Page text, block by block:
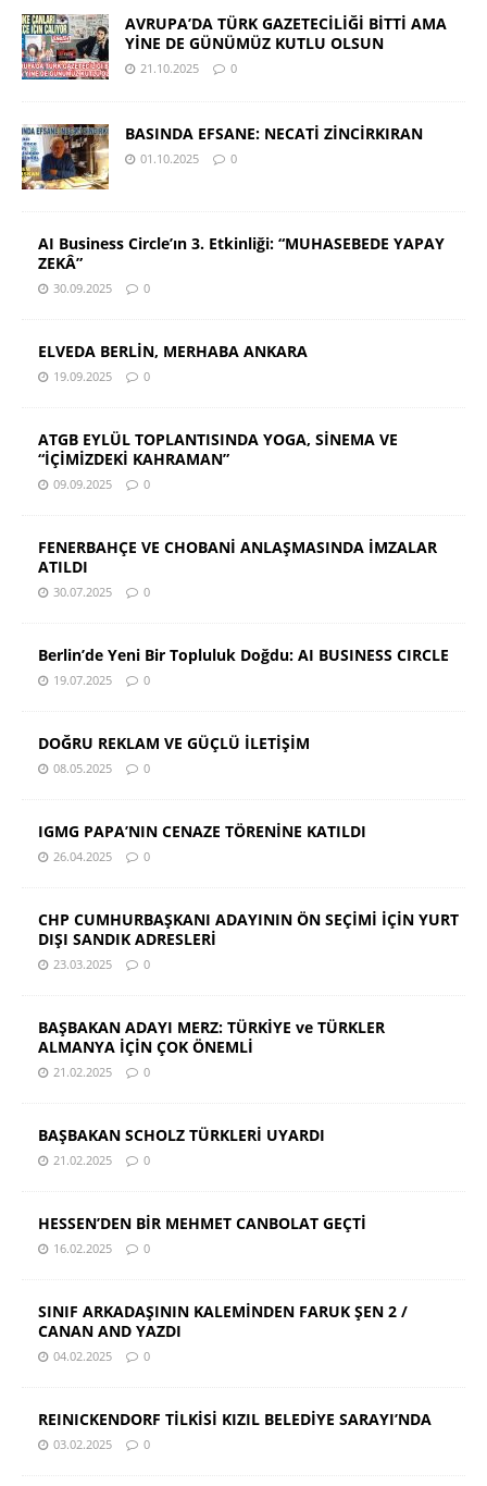
AVRUPA’DA TÜRK GAZETECİLİĞİ BİTTİ AMA
YİNE DE GÜNÜMÜZ KUTLU OLSUN
21.10.2025 0
BASINDA EFSANE: NECATİ ZİNCİRKIRAN
01.10.2025 0
AI Business Circle’ın 3. Etkinliği: “MUHASEBEDE YAPAY
ZEKÂ”
30.09.2025 0
ELVEDA BERLİN, MERHABA ANKARA
19.09.2025 0
ATGB EYLÜL TOPLANTISINDA YOGA, SİNEMA VE
“İÇİMİZDEKİ KAHRAMAN”
09.09.2025 0
FENERBAHÇE VE CHOBANİ ANLAŞMASINDA İMZALAR
ATILDI
30.07.2025 0
Berlin’de Yeni Bir Topluluk Doğdu: AI BUSINESS CIRCLE
19.07.2025 0
DOĞRU REKLAM VE GÜÇLÜ İLETİŞİM
08.05.2025 0
IGMG PAPA’NIN CENAZE TÖRENİNE KATILDI
26.04.2025 0
CHP CUMHURBAŞKANI ADAYININ ÖN SEÇİMİ İÇİN YURT
DIŞI SANDIK ADRESLERİ
23.03.2025 0
BAŞBAKAN ADAYI MERZ: TÜRKİYE ve TÜRKLER
ALMANYA İÇİN ÇOK ÖNEMLİ
21.02.2025 0
BAŞBAKAN SCHOLZ TÜRKLERİ UYARDI
21.02.2025 0
HESSEN’DEN BİR MEHMET CANBOLAT GEÇTİ
16.02.2025 0
SINIF ARKADAŞININ KALEMİNDEN FARUK ŞEN 2 /
CANAN AND YAZDI
04.02.2025 0
REINICKENDORF TİLKİSİ KIZIL BELEDİYE SARAYI’NDA
03.02.2025 0